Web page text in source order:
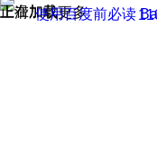
正在加载
上滑加载更多
使用百度前必读京